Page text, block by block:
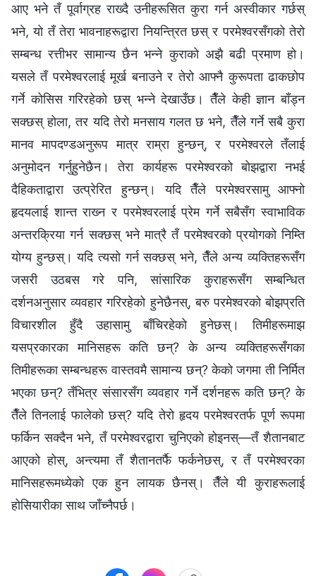
आए भने तँ पूर्वाग्रह राख्दै उनीहरूसित कुरा गर्न अस्वीकार गर्छस्
भने, यो तँ तेरा भावनाहरूद्वारा नियन्त्रित छस् र परमेश्‍वरसँगको तेरो
सम्बन्ध रत्तीभर सामान्य छैन भन्‍ने कुराको अझै बढी प्रमाण हो।
यसले तँ परमेश्‍वरलाई मूर्ख बनाउने र तेरो आफ्नै कुरूपता ढाकछोप
गर्ने कोसिस गरिरहेको छस् भन्‍ने देखाउँछ। तैँले केही ज्ञान बाँड्न
सक्‍छस् होला, तर यदि तेरो मनसाय गलत छ भने, तैँले गर्ने सबै कुरा
मानव मापदण्डअनुरूप मात्र राम्रा हुन्छन्, र परमेश्‍वरले तँलाई
अनुमोदन गर्नुहुनेछैन। तेरा कार्यहरू परमेश्‍वरको बोझद्वारा नभई
दैहिकताद्वारा उत्प्रेरित हुन्छन्। यदि तैँले परमेश्‍वरसामु आफ्‍नो
हृदयलाई शान्त राख्‍न र परमेश्‍वरलाई प्रेम गर्ने सबैसँग स्वाभाविक
अन्तरक्रिया गर्न सक्छस् भने मात्रै तँ परमेश्‍वरको प्रयोगको निम्ति
योग्य हुन्छस्। यदि त्यसो गर्न सक्छस् भने, तैँले अन्य व्यक्तिहरूसँग
जसरी उठबस गरे पनि, सांसारिक कुराहरूसँग सम्‍बन्धित
दर्शनअनुसार व्यवहार गरिरहेको हुनेछैनस्, बरु परमेश्‍वरको बोझप्रति
विचारशील हुँदै उहासामु बाँचिरहेको हुनेछस्। तिमीहरूमाझ
यसप्रकारका मानिसहरू कति छन्? के अन्य व्यक्तिहरूसँगका
तिमीहरूका सम्बन्धहरू वास्तवमै सामान्य छन्? केको जगमा ती निर्मित
भएका छन्? तँभित्र संसारसँग व्यवहार गर्ने दर्शनहरू कति छन्? के
तैँले तिनलाई फालेको छस्? यदि तेरो हृदय परमेश्‍वरतर्फ पूर्ण रूपमा
फर्किन सक्दैन भने, तँ परमेश्‍वरद्वारा चुनिएको होइनस्—तँ शैतानबाट
आएको होस्, अन्त्यमा तँ शैतानतर्फै फर्कनेछस्, र तँ परमेश्‍वरका
मानिसहरूमध्येको एक हुन लायक छैनस्। तैँले यी कुराहरूलाई
होसियारीका साथ जाँच्नैपर्छ।